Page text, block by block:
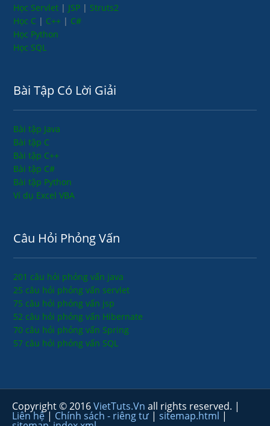
Học Servlet | JSP | Struts2
Học C | C++ | C#
Học Python
Học SQL
Bài Tập Có Lời Giải
Bài tập Java
Bài tập C
Bài tập C++
Bài tập C#
Bài tập Python
Ví dụ Excel VBA
Câu Hỏi Phỏng Vấn
201 câu hỏi phỏng vấn java
25 câu hỏi phỏng vấn servlet
75 câu hỏi phỏng vấn jsp
52 câu hỏi phỏng vấn Hibernate
70 câu hỏi phỏng vấn Spring
57 câu hỏi phỏng vấn SQL
Copyright © 2016VietTuts.Vn all rights reserved. |
Liên hệ| Chính sách - riêng tư | sitemap.html |